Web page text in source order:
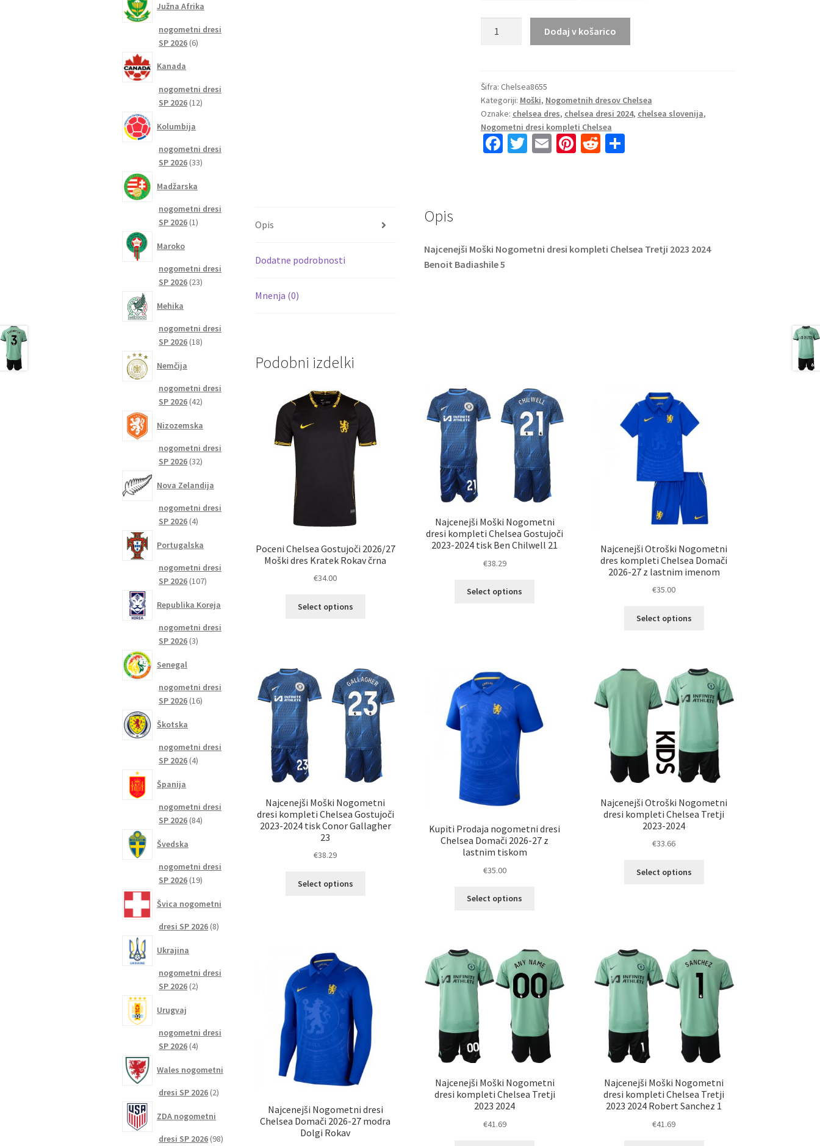
kompleti
Chelsea
Tretji
2023
2024
Dodaj v košarico
Šifra: Chelsea8655
Kategoriji: Moški, Nogometnih dresov Chelsea
Oznake: chelsea dres, chelsea dresi 2024, chelsea slovenija,
Nogometni dresi kompleti Chelsea
Fa T E Pi R S
Opis
Dodatne podrobnosti
Mnenja (0)
Opis
Najcenejši Moški Nogometni dresi kompleti Chelsea Tretji 2023 2024
Benoit Badiashile 5
Podobni izdelki
Poceni Chelsea Gostujoči 2026/27
Moški dres Kratek Rokav črna
€34.00
Select options
Možnosti
lahko
izberete
na
strani
izdelka
Najcenejši Moški Nogometni
dresi kompleti Chelsea Gostujoči
2023-2024 tisk Ben Chilwell 21
€38.29
Select options
strani
izdelka
Najcenejši Otroški Nogometni
dres kompleti Chelsea Domači
2026-27 z lastnim imenom
€35.00
Select options
različic.
Možnosti
lahko
izberete
strani
izdelka
Najcenejši Moški Nogometni
dresi kompleti Chelsea Gostujoči
2023-2024 tisk Conor Gallagher
23
€38.29
Select options
na
strani
izdelka
Kupiti Prodaja nogometni dresi
Chelsea Domači 2026-27 z
lastnim tiskom
€35.00
Select options
Možnosti
lahko
izberete
na
strani
izdelka
Najcenejši Otroški Nogometni
dresi kompleti Chelsea Tretji
2023-2024
€33.66
Select options
izberete
na
strani
izdelka
Najcenejši Nogometni dresi
Chelsea Domači 2026-27 modra
Dolgi Rokav
Najcenejši Moški Nogometni
dresi kompleti Chelsea Tretji
2023 2024
€41.69
Najcenejši Moški Nogometni
dresi kompleti Chelsea Tretji
2023 2024 Robert Sanchez 1
€41.69
Južna Afrika
nogometni dresi
SP 2026 66
Kanada
nogometni dresi
SP 2026 1212
Kolumbija
nogometni dresi
SP 2026 3333
Madžarska
nogometni dresi
SP 2026 11
Maroko
nogometni dresi
SP 2026 2323
Mehika
nogometni dresi
SP 2026 1818
Nemčija
nogometni dresi
SP 2026 4242
Nizozemska
nogometni dresi
SP 2026 3232
Nova Zelandija
nogometni dresi
SP 2026 44
Portugalska
nogometni dresi
SP 2026 107107
Republika Koreja
nogometni dresi
SP 2026 33
Senegal
nogometni dresi
SP 2026 1616
Škotska
nogometni dresi
SP 2026 44
Španija
nogometni dresi
SP 2026 8484
Švedska
nogometni dresi
SP 2026 1919
Švica nogometni
dresi SP 2026 88
Ukrajina
nogometni dresi
SP 2026 22
Urugvaj
nogometni dresi
SP 2026 44
Wales nogometni
dresi SP 2026 22
ZDA nogometni
dresi SP 2026 9898